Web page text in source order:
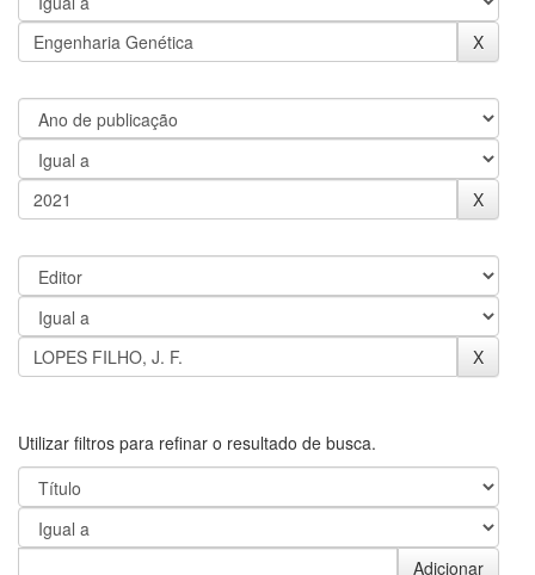
Utilizar filtros para refinar o resultado de busca.